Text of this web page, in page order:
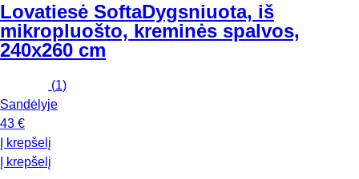
Lovatiesė SoftaDygsniuota, iš
mikropluošto, kreminės spalvos,
240x260 cm
(1)
Sandėlyje
43 €
Į krepšelį
Į krepšelį